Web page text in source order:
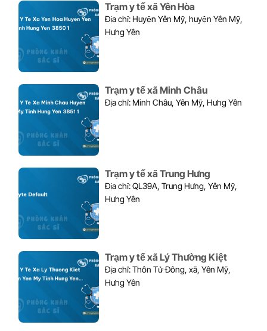
Trạm y tế xã Yên Hòa
Địa chỉ: Huyện Yên Mỹ, huyện Yên Mỹ,
Hưng Yên
Trạm y tế xã Minh Châu
Địa chỉ: Minh Châu, Yên Mỹ, Hưng Yên
Trạm y tế xã Trung Hưng
Địa chỉ: QL39A, Trung Hưng, Yên Mỹ,
Hưng Yên
Trạm y tế xã Lý Thường Kiệt
Địa chỉ: Thôn Tử Đông, xã, Yên Mỹ,
Hưng Yên